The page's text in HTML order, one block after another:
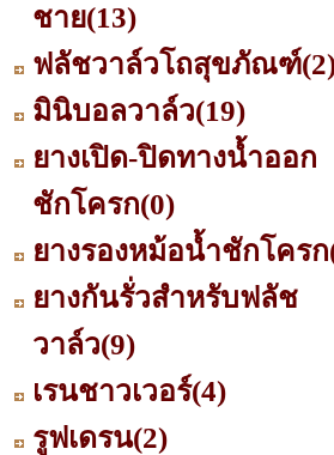
ชาย(13)
ฟลัชวาล์วโถสุขภัณฑ์
มินิบอลวาล์ว(19)
ยางเปิด-ปิดทางน้ำออก
ชักโครก(0)
ยางรองหม้อน้ำชักโครก
ยางกันรั่วสำหรับฟลัช
วาล์ว(9)
เรนชาวเวอร์(4)
รูฟเดรน(2)